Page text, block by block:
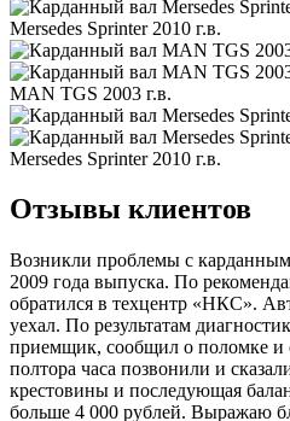
Mersedes Sprinter 2010 г.в.
MAN TGS 2003 г.в.
Mersedes Sprinter 2010 г.в.
Отзывы клиентов
Возникли проблемы с
2009 года выпуска. По
обратился в техцентр «НКС».
уехал. По результатам
приемщик, сообщил о поломке и
полтора часа позвонили и
крестовины и последующая
больше 4 000 рублей. Выражаю